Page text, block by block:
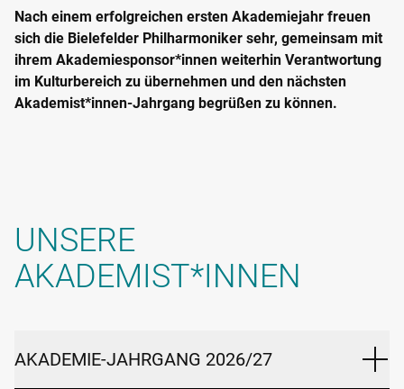
Nach einem erfolgreichen ersten Akademiejahr freuen
sich die Bielefelder Philharmoniker sehr, gemeinsam mit
ihrem Akademiesponsor*innen weiterhin Verantwortung
im Kulturbereich zu übernehmen und den nächsten
Akademist*innen-Jahrgang begrüßen zu können.
UNSERE
AKADEMIST*INNEN
AKADEMIE-JAHRGANG 2026/27